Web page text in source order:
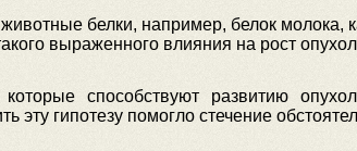
белки, например, белок молока,
выраженного влияния на рост
способствуют развитию
гипотезу помогло стечение